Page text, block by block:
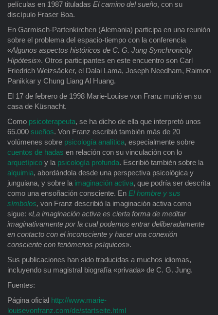
películas en 1987 tituladas El camino del sueño, con su
discípulo Fraser Boa.
En Garmisch-Partenkirchen (Alemania) participa en una reunión
sobre el problema del espacio-tiempo con la conferencia
«Algunos aspectos históricos de C. G. Jung Synchronicity
Hipótesis». Otros participantes en este encuentro son Carl
Friedrich Weizsäcker, el Dalai Lama, Joseph Needham, Raimon
Panikkar y Chung Liang Al Huang.
El 17 de febrero de 1998 Marie-Louise von Franz murió en su
casa de Küsnacht.
Como psicoterapeuta, se ha dicho de ella que interpretó unos
65.000 sueños. Von Franz escribió también más de 20
volúmenes sobre psicología analítica, especialmente sobre
cuentos de hadas en relación con su vinculación con lo
arquetípico y la psicología profunda. Escribió también sobre la
alquimia, abordándola desde una perspectiva psicológica y
junguiana, y sobre la imaginación activa, que podría ser descrita
como una ensoñación consciente. En El hombre y sus
símbolos, von Franz describió la imaginación activa como
sigue: «La imaginación activa es cierta forma de meditar
imaginativamente por la cual podemos entrar deliberadamente
en contacto con el inconsciente y hacer una conexión
consciente con fenómenos psíquicos».
Sus publicaciones han sido traducidas a muchos idiomas,
incluyendo su magistral biografía «privada» de C. G. Jung.
Fuentes:
Página oficial http://www.marie-
louisevonfranz.com/de/startseite.html